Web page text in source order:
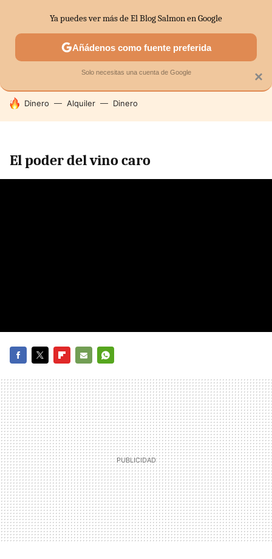
SECTORES ECONOMÍA DOMÉSTICA MERCADOS
HOY SE HABLA DE
Dinero Alquiler Dinero
El poder del vino caro
MAIL
×
Ya puedes ver más de El Blog Salmon en Google
Añádenos como fuente preferida
Solo necesitas una cuenta de Google